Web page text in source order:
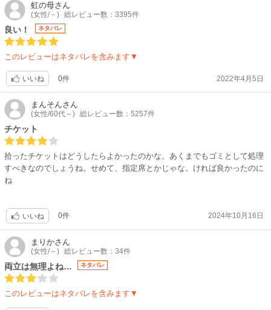
虹の母さん
(女性/－) 総レビュー数：3395件
良い！ ネタバレ
このレビューはネタバレを含みます▼
いいね 0件 2022年4月5日
まんそんさん
(女性/60代～) 総レビュー数：5257件
チケット
拾ったチケットはどうしたらよかったのかな。あくまでもゴミとして処理
すべきなのでしょうね。せめて、指定席とかじゃな。ければ良かったのに
ね
いいね 0件 2024年10月16日
まりかさん
(女性/－) 総レビュー数：34件
両立は無理よね… ネタバレ
このレビューはネタバレを含みます▼